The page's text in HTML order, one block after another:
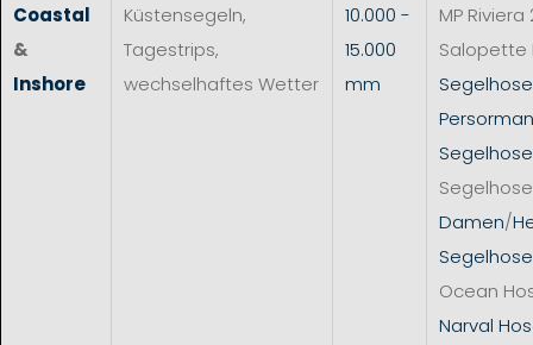
Coastal
&
Inshore
Küstensegeln,
Tagestrips,
wechselhaftes Wetter
10.000 -
15.000
mm
MP Riviera
Salopette
Segelhose
Damen/
Ocean
Narval